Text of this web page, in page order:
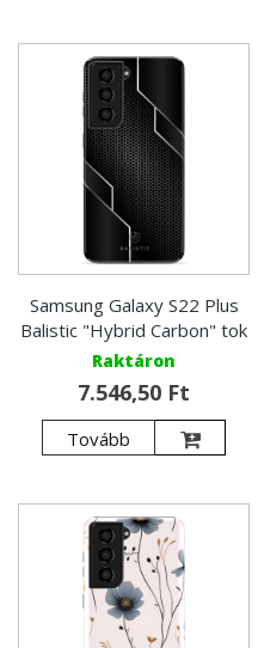
Samsung Galaxy S22 Plus
Balistic "Hybrid Carbon" tok
Raktáron
7.546,50 Ft
Tovább